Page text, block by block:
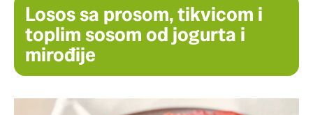
Losos sa prosom, tikvicom i
toplim sosom od jogurta i
mirođije